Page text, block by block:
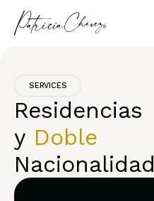
SERVICES
Residencias
y Doble
Nacionalidad